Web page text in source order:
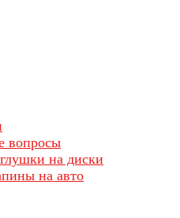
вопросы
на диски
на авто